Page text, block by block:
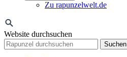
Zu rapunzelwelt.de
Website durchsuchen
Suchen